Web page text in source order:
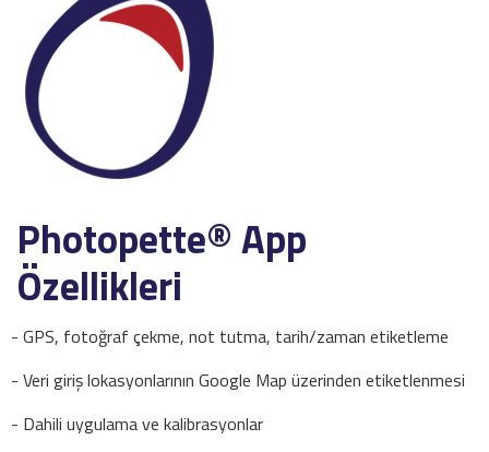
Photopette® App
Özellikleri
- GPS, fotoğraf çekme, not tutma, tarih/zaman etiketleme
- Veri giriş lokasyonlarının Google Map üzerinden etiketlenmesi
- Dahili uygulama ve kalibrasyonlar